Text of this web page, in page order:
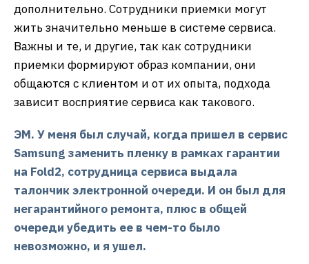
дополнительно. Сотрудники приемки могут
жить значительно меньше в системе сервиса.
Важны и те, и другие, так как сотрудники
приемки формируют образ компании, они
общаются с клиентом и от их опыта, подхода
зависит восприятие сервиса как такового.
ЭМ. У меня был случай, когда пришел в сервис
Samsung заменить пленку в рамках гарантии
на Fold2, сотрудница сервиса выдала
талончик электронной очереди. И он был для
негарантийного ремонта, плюс в общей
очереди убедить ее в чем-то было
невозможно, и я ушел.